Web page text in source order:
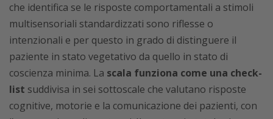
che identifica se le risposte comportamentali a stimoli
multisensoriali standardizzati sono riflesse o
intenzionali e per questo in grado di distinguere il
paziente in stato vegetativo da quello in stato di
coscienza minima. La scala funziona come una check-
list suddivisa in sei sottoscale che valutano risposte
cognitive, motorie e la comunicazione dei pazienti, con